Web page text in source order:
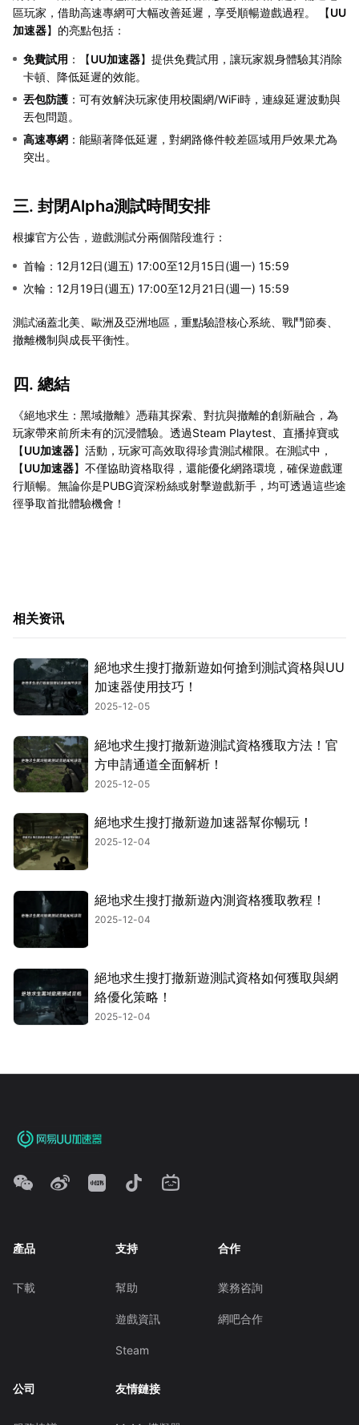
區玩家，借助高速專網可大幅改善延遲，享受順暢遊戲過程。 【UU
加速器】的亮點包括：
免費試用 ：【UU加速器】提供免費試用，讓玩家親身體驗其消除
卡頓、降低延遲的效能。
丟包防護 ：可有效解決玩家使用校園網/WiFi時，連線延遲波動與
丟包問題。
高速專網 ：能顯著降低延遲，對網路條件較差區域用戶效果尤為
突出。
三. 封閉Alpha測試時間安排
根據官方公告，遊戲測試分兩個階段進行：
首輪：12月12日(週五) 17:00至12月15日(週一) 15:59
次輪：12月19日(週五) 17:00至12月21日(週一) 15:59
測試涵蓋北美、歐洲及亞洲地區，重點驗證核心系統、戰鬥節奏、
撤離機制與成長平衡性。
四. 總結
《絕地求生：黑域撤離》憑藉其探索、對抗與撤離的創新融合，為
玩家帶來前所未有的沉浸體驗。透過Steam Playtest、直播掉寶或
【UU加速器】活動，玩家可高效取得珍貴測試權限。在測試中，
【UU加速器】不僅協助資格取得，還能優化網路環境，確保遊戲運
行順暢。無論你是PUBG資深粉絲或射擊遊戲新手，均可透過這些途
徑爭取首批體驗機會！
相关资讯
絕地求生搜打撤新遊如何搶到測試資格與UU
加速器使用技巧！
2025-12-05
絕地求生搜打撤新遊測試資格獲取方法！官
方申請通道全面解析！
2025-12-05
絕地求生搜打撤新遊加速器幫你暢玩！
2025-12-04
絕地求生搜打撤新遊內測資格獲取教程！
2025-12-04
絕地求生搜打撤新遊測試資格如何獲取與網
絡優化策略！
2025-12-04
產品
下載
支持
幫助
遊戲資訊
Steam
合作
業務咨詢
網吧合作
公司 友情鏈接